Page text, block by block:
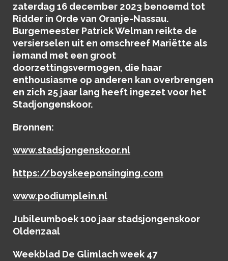
zaterdag 16 december 2023 benoemd tot
Ridder in Orde van Oranje-Nassau.
Burgemeester Patrick Welman reikte de
versierselen uit en omschreef Mariëtte als
iemand met een groot
doorzettingsvermogen, die haar
enthousiasme op anderen kan overbrengen
en zich 25 jaar lang heeft ingezet voor het
Stadjongenskoor.
Bronnen:
www.stadsjongenskoor.nl
https://boyskeeponsinging.com
www.podiumplein.nl
Jubileumboek 100 jaar stadsjongenskoor
Oldenzaal
Weekblad De Glimlach week 47